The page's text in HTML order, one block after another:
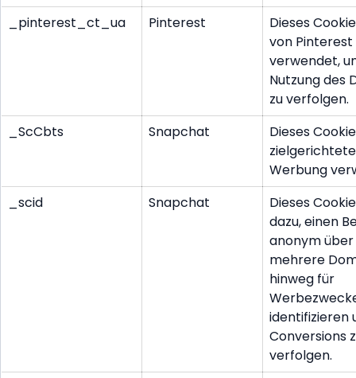
_pinterest_ct_ua
Pinterest
Dieses
von Pinterest
verwendet,
Nutzung des
zu verfolgen.
_ScCbts
Snapchat
Dieses
zielgerichtete
Werbung
_scid
Snapchat
Dieses
dazu, einen
anonym über
mehrere
hinweg für
identifizieren
Conversions
verfolgen.